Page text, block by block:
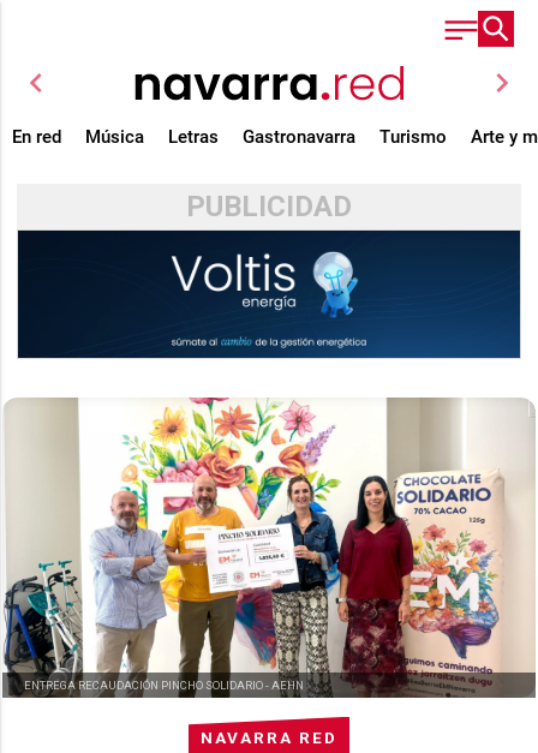
chevron_left chevron_right
En red Música Letras Gastronavarra Turismo Arte y
PUBLICIDAD
NAVARRA RED
ENTREGA RECAUDACIÓN PINCHO SOLIDARIO - AEHN